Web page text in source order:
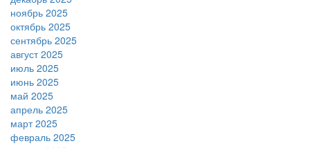
ноябрь 2025
октябрь 2025
сентябрь 2025
август 2025
июль 2025
июнь 2025
май 2025
апрель 2025
март 2025
февраль 2025